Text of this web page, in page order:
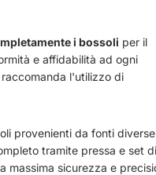
i bossoli per il
e affidabilità ad ogni
l'utilizzo di
provenienti da fonti
tramite pressa e set di
massima sicurezza e